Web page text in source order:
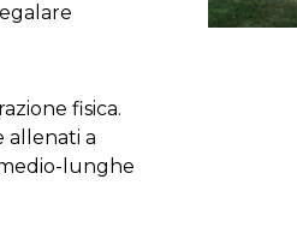
fisica.
allenati a
lunghe